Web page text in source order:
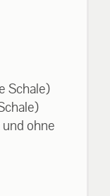
Schale)
ohne